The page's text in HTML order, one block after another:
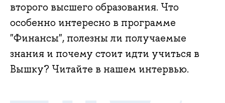
второго высшего образования. Что
особенно интересно в программе
"Финансы", полезны ли получаемые
знания и почему стоит идти учиться в
Вышку? Читайте в нашем интервью.